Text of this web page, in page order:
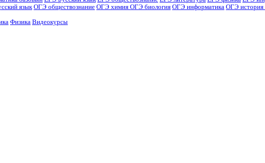
язык ОГЭ обществознание ОГЭ химия ОГЭ биология ОГЭ информатика ОГЭ история
Физика Видеокурсы